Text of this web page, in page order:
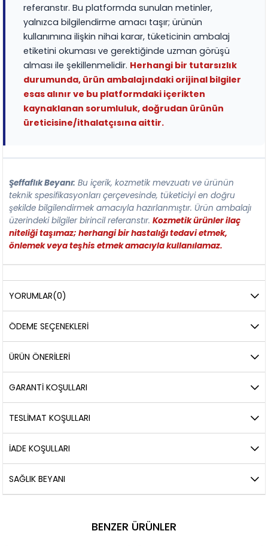
referanstır. Bu platformda sunulan metinler,
yalnızca bilgilendirme amacı taşır; ürünün
kullanımına ilişkin nihai karar, tüketicinin ambalaj
etiketini okuması ve gerektiğinde uzman görüşü
alması ile şekillenmelidir. Herhangi bir tutarsızlık
durumunda, ürün ambalajındaki orijinal bilgiler
esas alınır ve bu platformdaki içerikten
kaynaklanan sorumluluk, doğrudan ürünün
üreticisine/ithalatçısına aittir.
Şeffaflık Beyanı: Bu içerik, kozmetik mevzuatı ve ürünün
teknik spesifikasyonları çerçevesinde, tüketiciyi en doğru
şekilde bilgilendirmek amacıyla hazırlanmıştır. Ürün ambalajı
üzerindeki bilgiler birincil referanstır.Kozmetik ürünler ilaç
niteliği taşımaz; herhangi bir hastalığı tedavi etmek,
önlemek veya teşhis etmek amacıyla kullanılamaz.
YORUMLAR(0)
ÖDEME SEÇENEKLERI
ÜRÜN ÖNERILERI
GARANTİ KOŞULLARI
TESLİMAT KOŞULLARI
İADE KOŞULLARI
SAĞLIK BEYANI
BENZER ÜRÜNLER